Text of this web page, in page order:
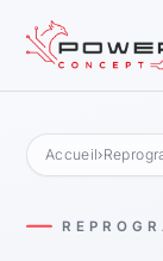
Accueil›